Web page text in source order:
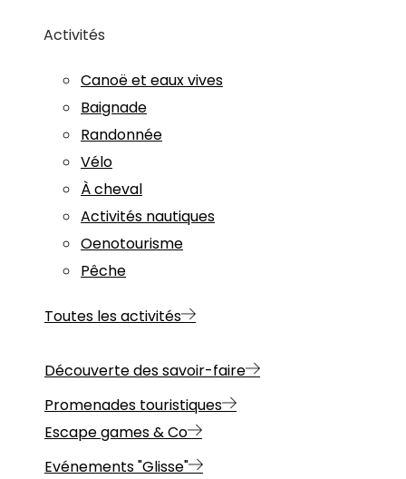
Activités
Canoë et eaux vives
Baignade
Randonnée
Vélo
À cheval
Activités nautiques
Oenotourisme
Pêche
Toutes les activités
Découverte des savoir-faire
Promenades touristiques
Escape games & Co
Evénements "Glisse"